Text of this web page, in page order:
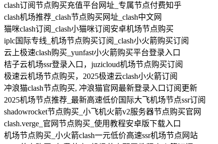
clash订阅节点购买充值平台网址_专属节点付费知乎
clash机场推荐_clash节点购买网址_clash中文网
猫咪clash订阅_clash小猫咪订阅安卓机场节点购买
iplc国际专线_机场节点购买订阅_clash小火箭购买订阅
云上极速clash购买_yunfast小火箭购买平台登录入口
桔子云机场ssr登录入口，juzicloud机场节点购买订阅
极速云机场节点购买，2025极速云clash小火箭订阅
冲浪猫clash节点购买, 冲浪猫官网最新登录入口订阅更新
2025机场节点推荐_最新高速低价国际大飞机场节点ssr订阅
shadowrocket节点购买_小飞机火箭v2服务器节点购买官网
clash.verge_官网节点购买_使用教程安卓版下载入口
机场节点购买_小火箭clash一元低价高速ssr机场节点网站